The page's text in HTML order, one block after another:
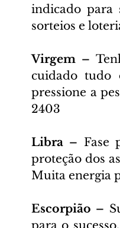
indicado para
sorteios e
Virgem –
cuidado tudo
pressione a
2403
Libra – Fase
proteção dos
Muita energia
Escorpião –